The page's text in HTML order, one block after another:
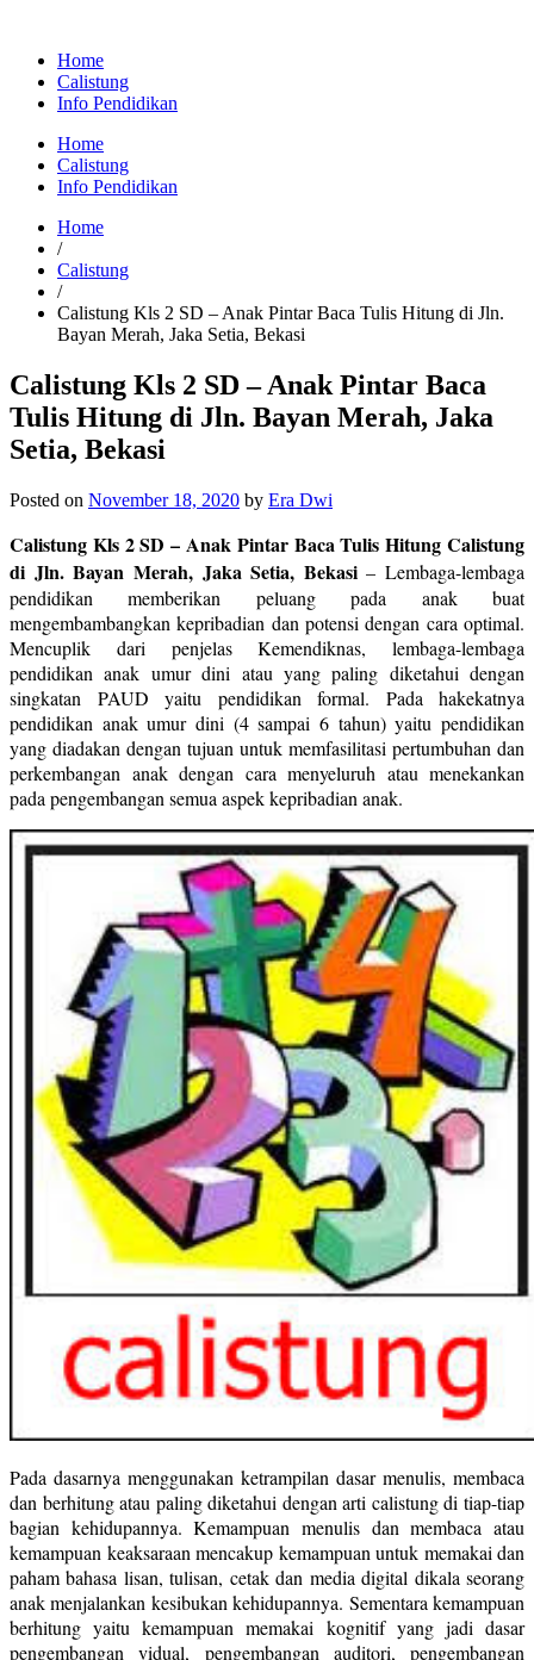
Home
Calistung
Info Pendidikan
Home
Calistung
Info Pendidikan
Home
/
Calistung
/
Calistung Kls 2 SD – Anak Pintar Baca Tulis Hitung di Jln.
Bayan Merah, Jaka Setia, Bekasi
Calistung Kls 2 SD – Anak Pintar Baca
Tulis Hitung di Jln. Bayan Merah, Jaka
Setia, Bekasi
Posted on November 18, 2020 by Era Dwi
Calistung Kls 2 SD – Anak Pintar Baca Tulis Hitung Calistung
di Jln. Bayan Merah, Jaka Setia, Bekasi– Lembaga-lembaga
pendidikan memberikan peluang pada anak buat
mengembambangkan kepribadian dan potensi dengan cara optimal.
Mencuplik dari penjelas Kemendiknas, lembaga-lembaga
pendidikan anak umur dini atau yang paling diketahui dengan
singkatan PAUD yaitu pendidikan formal. Pada hakekatnya
pendidikan anak umur dini (4 sampai 6 tahun) yaitu pendidikan
yang diadakan dengan tujuan untuk memfasilitasi pertumbuhan dan
perkembangan anak dengan cara menyeluruh atau menekankan
pada pengembangan semua aspek kepribadian anak.
Pada dasarnya menggunakan ketrampilan dasar menulis, membaca
dan berhitung atau paling diketahui dengan arti calistung di tiap-tiap
bagian kehidupannya. Kemampuan menulis dan membaca atau
kemampuan keaksaraan mencakup kemampuan untuk memakai dan
paham bahasa lisan, tulisan, cetak dan media digital dikala seorang
anak menjalankan kesibukan kehidupannya. Sementara kemampuan
berhitung yaitu kemampuan memakai kognitif yang jadi dasar
pengembangan vidual, pengembangan auditori, pengembangan